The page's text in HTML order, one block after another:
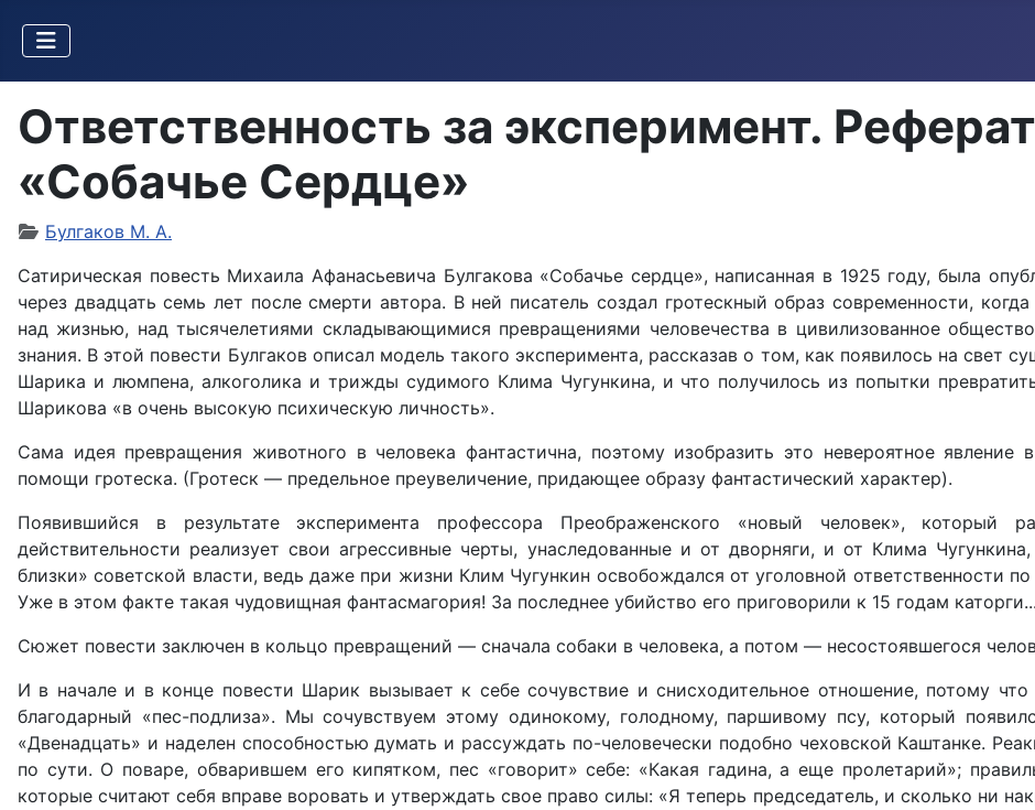
Ответственность за эксперимент.
«Собачье Сердце»
Булгаков М. А.
Сатирическая повесть Михаила Афанасьевича Булгакова «Собачье сердце», написанная в 1925 году, была
через двадцать семь лет после смер­ти автора. В ней писатель создал гротескный образ совре­менности,
над жизнью, над тысячелетиями складывающимися превращениями человечества в цивилизованное
знания. В этой по­вести Булгаков описал модель такого эксперимента, расска­зав о том, как появилось на свет
Шарика и люмпена, алкоголика и трижды судимого Клима Чугункина, и что получилось из по­пытки
Шарикова «в очень высокую психическую личность».
Сама идея превращения животного в человека фантастична, поэтому изобразить это невероятное
помощи гротеска. (Гротеск — предельное преувеличение, придающее образу фантастический характер).
Появившийся в результате эксперимента профессора Пре­ображенского «новый человек», который
действительности реализует свои агрессивные черты, унаследованные и от дворняги, и от Клима
близки» советской власти, ведь даже при жизни Клим Чугункин освобождался от уголовной ответственности
Уже в этом факте такая чудовищная фантасмагория! За последнее убийство его приговорили к 15 годам
Сюжет повести заключен в кольцо превращений — сначала собаки в человека, а потом — несостоявшегося
И в начале и в конце повести Шарик вызывает к себе сочувствие и снисходительное отношение, потому
благодарный «пес-подлиза». Мы сочувствуем этому одинокому, голодному, паршивому псу, который
«Двенадцать» и наделен способностью думать и рассуждать по-человечески подобно чеховской Каштанке.
по сути. О поваре, обварившем его кипятком, пес «говорит» себе: «Какая гадина, а еще пролетарий»;
которые считают себя вправе воровать и утверждать свое право силы: «Я теперь председа­тель, и сколько ни